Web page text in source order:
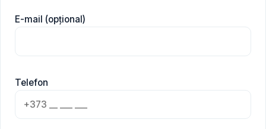
E-mail (opțional)
Telefon